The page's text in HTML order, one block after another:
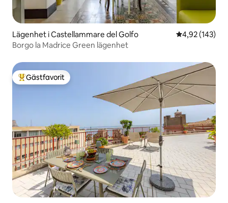
Lägenhet i Castellammare del Golfo 4,92 av 5 i
4,92 (143)
Borgo la Madrice Green lägenhet
Populär gästfavorit
Gästfavorit